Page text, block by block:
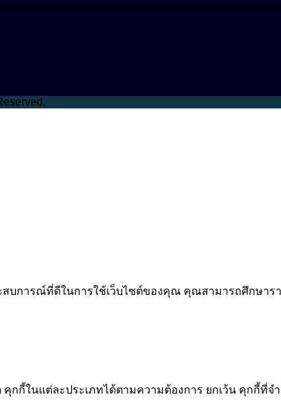
บการณ์ที่ดีในการใช้เว็บไซต์ของคุณ คุณสามารถศึกษารา
กกี้ในแต่ละประเภทได้ตามความต้องการ ยกเว้น คุกกี้ที่จำ